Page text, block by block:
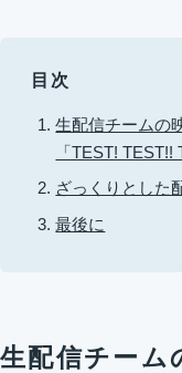
目次
生配信チームの
「TEST! TEST!!
ざっくりとした
最後に
生配信チーム